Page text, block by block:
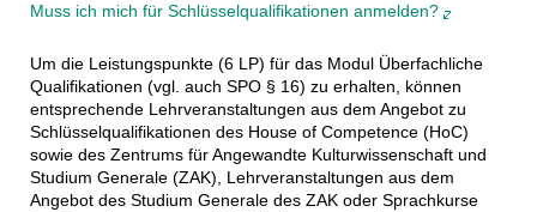
Muss ich mich für Schlüsselqualifikationen anmelden?
Um die Leistungspunkte (6 LP) für das Modul Überfachliche
Qualifikationen (vgl. auch SPO § 16) zu erhalten, können
entsprechende Lehrveranstaltungen aus dem Angebot zu
Schlüsselqualifikationen des House of Competence (HoC)
sowie des Zentrums für Angewandte Kulturwissenschaft und
Studium Generale (ZAK), Lehrveranstaltungen aus dem
Angebot des Studium Generale des ZAK oder Sprachkurse